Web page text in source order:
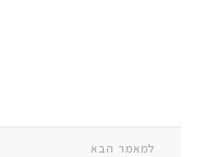
למאמר הבא